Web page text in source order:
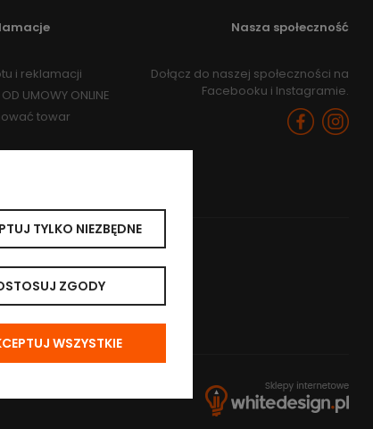
i reklamacji
UMOWY ONLINE
towar
Nasza społeczność
Dołącz do naszej społeczności na
Facebooku i Instagramie.
TYLKO NIEZBĘDNE
ZGODY
WSZYSTKIE